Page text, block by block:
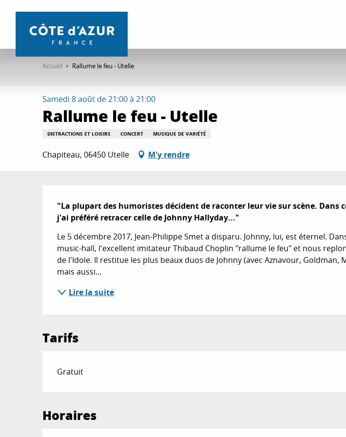
contenu
Accueil Rallume le feu - Utelle
Samedi 8 août de 21:00 à 21:00
Rallume le feu - Utelle
DISTRACTIONS ET LOISIRS CONCERT MUSIQUE DE VARIÉTÉ
Chapiteau, 06450 Utelle M'y rendre
Description
"La plupart des humoristes décident de raconter leur vie sur scène. Dans
j'ai préféré retracer celle de Johnny Hallyday..."
Le 5 décembre 2017, Jean-Philippe Smet a disparu. Johnny, lui, est éternel.
music-hall, l'excellent imitateur Thibaud Choplin "rallume le feu" et nous
de l'Idole. Il restitue les plus beaux duos de Johnny (avec Aznavour, Goldman,
mais aussi...
Lire la suite
Tarifs
Gratuit
Horaires